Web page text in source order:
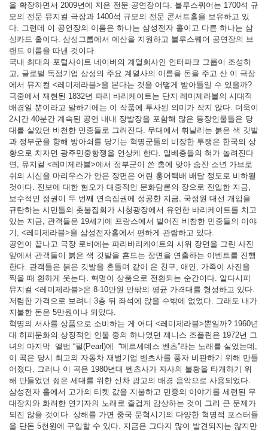
을 확장하면서 2009년에 지은 전문 공연장이다. 블루스쿼어는 1700석 규
모의 전문 뮤지컬 극장과 1400석 규모의 전문 콘서트홀을 보유하고 있
다. 그런데 이 공연장의 이름은 하나는 삼성전자 홀이고 다른 하나는 삼
성카드 홀이다. 삼성그룹에서 예산을 지원하고 블루스퀘어 공연장의 브
랜드 이름을 따낸 것이다.
국내 최대의 포털사이트 네이버의 계열회사인 인터파크 그룹이 조성하
고, 글로벌 독점기업 삼성의 주요 계열사의 이름을 돈을 주고 산 이 극장
에서 뮤지컬 <레미제라블>을 본다는 것을 어떻게 받아들일 수 있을까?
극중에서 재현된 1832년 파리 바리케이트는 단지 레미제라블의 시대적
배경일 뿐이라고 말하기에는 이 작품에 투사된 의미가 작지 않다. 더욱이
2시간 40분간 계속된 공연 내내 장발장을 포함해 많은 등장인물들은 당
대를 살았던 비천한 민중들로 그려진다. 무대에서 휘날리는 붉은 색 깃발
과 정부군을 향해 방아쇠를 당기는 혁명군들의 비장한 투쟁은 한국의 상
황으로 치자면 광주민중항쟁을 연상케 한다. 일베충들의 혀가 놀려진다
면, 뮤지컬 <레미제라블>에서 정부군이 쏜 총에 맞아 숨진 소년 가브로
쉬의 시신을 마리우스가 안은 장면은 어린 홍어택배 배달 정도로 비하될
것이다. 진보에 대한 혐오가 대중적인 문화담론의 장으로 진입한 지금,
보수적인 정권이 두 번째 연속집권에 성공한 지금, 국정원 대선 개입을
규탄하는 시민들의 촛불집회가 시청광장에서 유연한 바리케이트를 치고
있는 지금, 관객들은 19세기에 프랑스에서 벌어진 비참한 민중들의 이야
기, <레미제라블>을 삼성전자홀에서 편하게 관람하고 있다.
공연이 끝나고 극장 로비에는 파리바리케이트의 시위 장면을 그린 사진
앞에서 관객들이 붉은 색 깃발을 흔드는 장면을 연출하는 이벤트를 진행
한다. 관객들은 붉은 깃발을 흔들며 같이 온 친구, 애인, 가족이 사진을
찍을 때 환하게 웃는다. 혁명이 상품으로 전환되는 순간이다. 알다시피
뮤지컬 <레미제라블>은 8-10만원 안팎의 평균 가격대를 형성하고 있다.
저렴한 가격으로 보려니 3층 뒤 좌석에 앉을 수밖에 없었다. 그래도 내가
지불한 돈은 5만원이나 되었다.
혁명의 서사를 상품으로 소비하는 게 어디 <레미제라블>뿐일까? 1960년
대 히피문화의 상징적인 인물 중의 하나였던 제니스 조플린은 1972년 그
녀의 마지막 앨범 “펄(Pearl)에 “메르세데스 벤츠”라는 노래를 실었는데,
이 곡은 당시 최고의 자동차 재벌기업 벤츠사를 풍자 비판하기 위해 만들
어졌다. 그러나 이 곡은 1980년대 벤츠사가 자사의 불황을 타개하기 위
해 만들었던 젊은 세대를 위한 신차 광고의 배경 음악으로 사용되었다.
삼성전자 홀에서 고가의 티켓 값을 지불하고 민중의 이야기를 세련된 무
대장치와 화려한 연기자의 노래로 즐겁게 감상하는 것이 그리 큰 문제가
되진 않을 것이다. 상해를 가면 중국 문혁시기의 다양한 혁명적 포스터들
을 단돈 5천원에 구입할 수 있다. 지금은 그다지 많이 발견되지는 않지만